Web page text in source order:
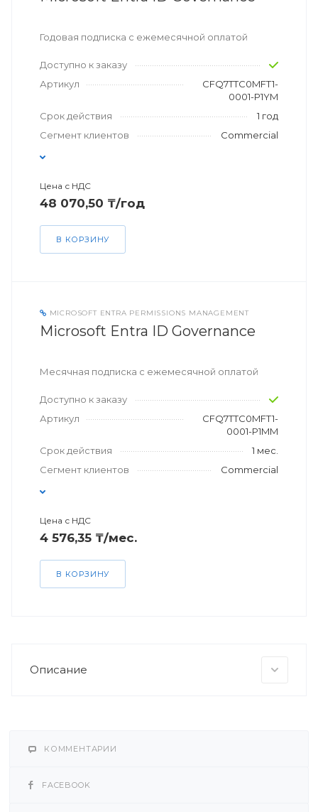
Годовая подписка с ежемесячной оплатой
Доступно к заказу
Артикул
CFQ7TTC0MFT1-
0001-P1YM
Срок действия
1 год
Сегмент клиентов
Commercial
Цена с НДС
48 070,50 ₸/год
В КОРЗИНУ
MICROSOFT ENTRA PERMISSIONS MANAGEMENT
Microsoft Entra ID Governance
Месячная подписка с ежемесячной оплатой
Доступно к заказу
Артикул
CFQ7TTC0MFT1-
0001-P1MM
Срок действия
1 мес.
Сегмент клиентов
Commercial
Цена с НДС
4 576,35 ₸/мес.
В КОРЗИНУ
Описание
КОММЕНТАРИИ
FACEBOOK